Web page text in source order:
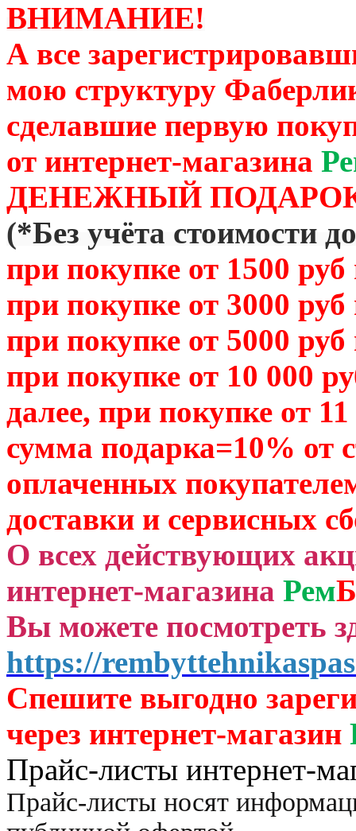
ВНИМАНИЕ!
А все
мою структуру
сделавшие первую
от интернет-магазина
ДЕНЕЖНЫЙ
(*Без учёта стоимости
при покупке от 1500
при покупке от 3000
при покупке от 5000
при покупке от 10 000
далее, при покупке от
сумма подарка=10% от
оплаченных
доставки и сервисных
О всех действующих
интернет-магазина Рем
Вы можете посмотреть
https://
Спешите выгодно зар
через интернет-магазин
Прайс-листы интернет-
Прайс-листы носят